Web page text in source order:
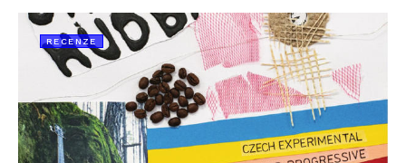
RECENZE